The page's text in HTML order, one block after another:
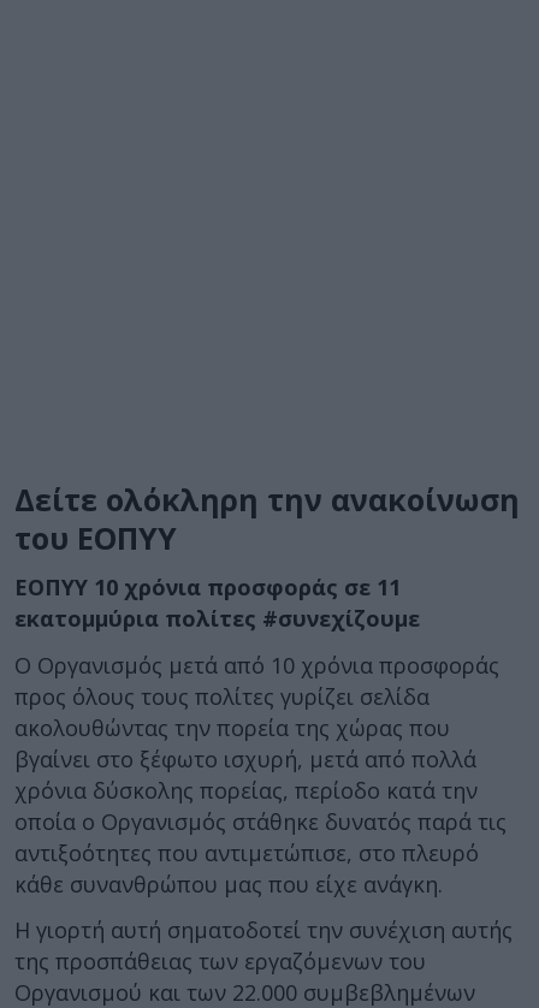
Δείτε ολόκληρη την ανακοίνωση
του ΕΟΠΥΥ
ΕΟΠΥΥ 10 χρόνια προσφοράς σε 11
εκατομμύρια πολίτες #συνεχίζουμε
Ο Οργανισμός μετά από 10 χρόνια προσφοράς
προς όλους τους πολίτες γυρίζει σελίδα
ακολουθώντας την πορεία της χώρας που
βγαίνει στο ξέφωτο ισχυρή, μετά από πολλά
χρόνια δύσκολης πορείας, περίοδο κατά την
οποία ο Οργανισμός στάθηκε δυνατός παρά τις
αντιξοότητες που αντιμετώπισε, στο πλευρό
κάθε συνανθρώπου μας που είχε ανάγκη.
Η γιορτή αυτή σηματοδοτεί την συνέχιση αυτής
της προσπάθειας των εργαζόμενων του
Οργανισμού και των 22.000 συμβεβλημένων